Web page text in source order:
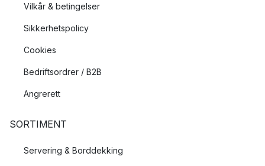
Vilkår & betingelser
Sikkerhetspolicy
Cookies
Bedriftsordrer / B2B
Angrerett
SORTIMENT
Servering & Borddekking